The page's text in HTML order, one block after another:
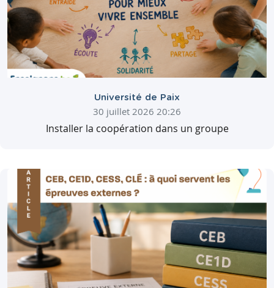
Université de Paix
30 juillet 2026 20:26
Installer la coopération dans un groupe